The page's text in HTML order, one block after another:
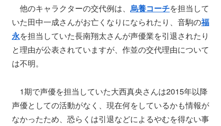
他のキャラクターの交代例は、 烏養コーチを担当して
いた田中一成さんがお亡くなりになられたり、音駒の福
永を担当していた長南翔太さんが声優業を引退されたり
と理由が公表されていますが、作並の交代理由について
は不明。
1期で声優を担当していた大西真央さんは2015年以降
声優としての活動がなく、現在何をしているかも情報が
なかったため、恐らくは引退などによるやむを得ない事